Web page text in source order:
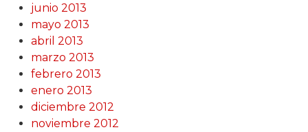
junio 2013
mayo 2013
abril 2013
marzo 2013
febrero 2013
enero 2013
diciembre 2012
noviembre 2012